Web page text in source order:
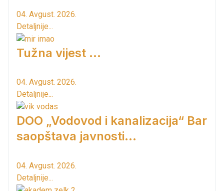
04. Avgust. 2026.
Detaljnije...
Tužna vijest ...
04. Avgust. 2026.
Detaljnije...
DOO „Vodovod i kanalizacija“ Bar
saopštava javnosti...
04. Avgust. 2026.
Detaljnije...